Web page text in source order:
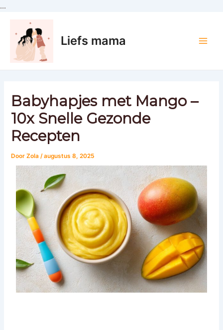
...
inhoud
Liefs mama
Babyhapjes met Mango –
10x Snelle Gezonde
Recepten
DoorZola/augustus 8, 2025
navigatie